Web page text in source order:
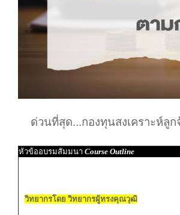
ด่วนที่สุด...กองทุนสงเคราะห์ลู
หัวข้ออบรมสัมมนา Course Outline
วิทยากรโดย วิทยากรผู้ทรงคุณวุฒิ